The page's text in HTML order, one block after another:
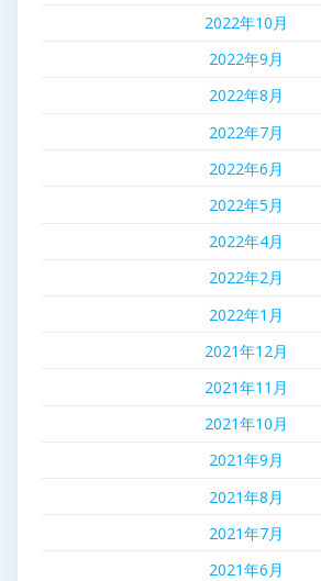
2022年10月
2022年9月
2022年8月
2022年7月
2022年6月
2022年5月
2022年4月
2022年2月
2022年1月
2021年12月
2021年11月
2021年10月
2021年9月
2021年8月
2021年7月
2021年6月